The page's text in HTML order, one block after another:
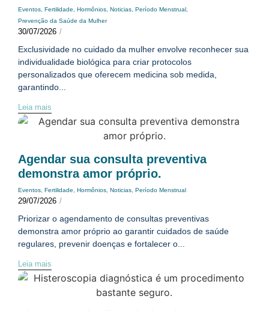
Eventos Fertilidade Hormônios Noticias Período Menstrual
Prevenção da Saúde da Mulher
30/07/2026 /
Exclusividade no cuidado da mulher envolve reconhecer sua
individualidade biológica para criar protocolos
personalizados que oferecem medicina sob medida,
garantindo...
Leia mais
Agendar sua consulta preventiva
demonstra amor próprio.
Eventos Fertilidade Hormônios Noticias Período Menstrual
29/07/2026 /
Priorizar o agendamento de consultas preventivas
demonstra amor próprio ao garantir cuidados de saúde
regulares, prevenir doenças e fortalecer o...
Leia mais